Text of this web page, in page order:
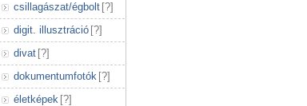
csillagászat/égbolt [?]
digit. illusztráció [?]
divat [?]
dokumentumfotók [?]
életképek [?]